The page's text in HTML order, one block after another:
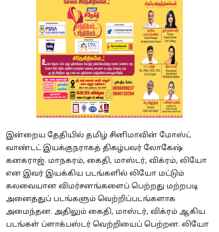
இன்றைய தேதியில் தமிழ் சினிமாவின் மோஸ்ட்
வாண்டட் இயக்குநராகத் திகழ்பவர் லோகேஷ்
கனகராஜ். மாநகரம், கைதி, மாஸ்டர், விக்ரம், லியோ
என இவர் இயக்கிய படங்களில் லியோ மட்டும்
கலவையான விமர்சனங்களைப் பெற்றது மற்றபடி
அனைத்துப் படங்களும் வெற்றிப்படங்களாக
அமைந்தன. அதிலும் கைதி, மாஸ்டர், விக்ரம் ஆகிய
படங்கள் ப்ளாக்பஸ்டர் வெற்றியைப் பெற்றன. லியோ